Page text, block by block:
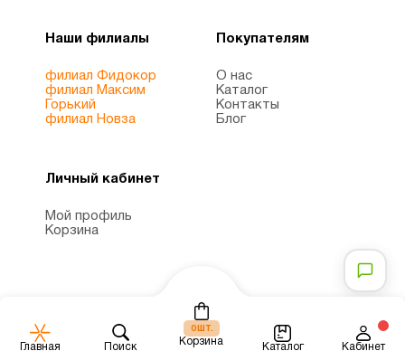
Препараты
Продукты
жир
Главная Поиск
0шт.
Корзина
Каталог Кабинет
Наши филиалы
филиал Фидокор
филиал Максим
Горький
филиал Новза
Покупателям
О нас
Каталог
Контакты
Блог
Личный кабинет
Мой профиль
Корзина